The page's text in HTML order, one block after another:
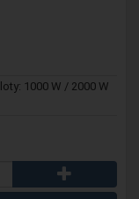
1000 W / 2000 W